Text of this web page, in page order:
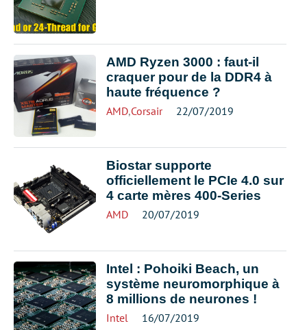
AMD Ryzen 3000 : faut-il
craquer pour de la DDR4 à
haute fréquence ?
AMD,Corsair 22/07/2019
Biostar supporte
officiellement le PCIe 4.0 sur
4 carte mères 400-Series
AMD 20/07/2019
Intel : Pohoiki Beach, un
système neuromorphique à
8 millions de neurones !
Intel 16/07/2019